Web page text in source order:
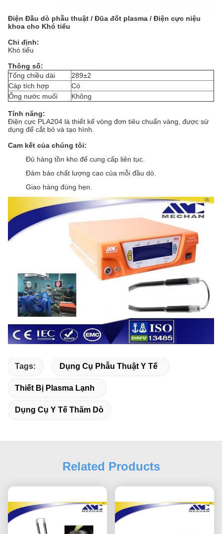
Điện Đầu dò phẫu thuật / Đũa đốt plasma / Điện cực niệu
khoa cho Khó tiểu
Chỉ định:
Khó tiểu
Thông số:
Tổng chiều dài
289±2
Cáp tích hợp
Có
Ống nước muối
Không
Tính năng:
Điện cực PLA204 là thiết kế vòng đơn tiêu chuẩn vàng, được sử
dụng để cắt bỏ và tạo hình.
Cam kết của chúng tôi:
Đủ hàng tồn kho để cung cấp liên tục.
Đảm bảo chất lượng cao của mỗi đầu dò.
Giao hàng đúng hẹn.
Tags: Dụng Cụ Phẫu Thuật Y Tế
Thiết Bị Plasma Lạnh
Dụng Cụ Y Tế Thăm Dò
Related Products